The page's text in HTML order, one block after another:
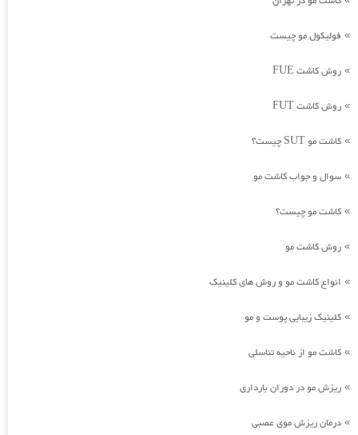
» فولیکول مو چیست
» روش کاشت FUE
» روش کاشت FUT
» کاشت مو SUT چیست؟
» سوال و جواب کاشت مو
» کاشت مو چیست؟
» روش کاشت مو
» انواع کاشت مو و روش های کلینیک
» کلینیک زیبایی پوست و مو
» کاشت مو از ناحیه تناسلی
» ریزش مو در دوران بارداری
» درمان ریزش موی عصبی